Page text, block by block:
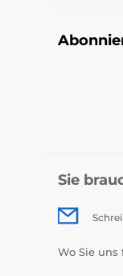
Sie
Wo Sie uns